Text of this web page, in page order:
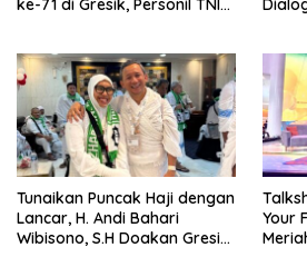
ke-71 di Gresik, Personil TNI
Tunaikan Puncak Haji dengan
Lancar, H. Andi Bahari
Wibisono, S.H Doakan Gresik
Your